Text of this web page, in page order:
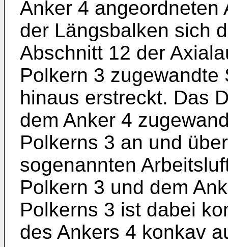
Anker 4 angeordneten
der Längsbalken sich
Abschnitt 12 der
Polkern 3
hinaus erstreckt. Das
dem Anker 4
Polkerns 3 an und
sogenannten
Polkern 3 und dem
Polkerns 3 ist dabei
des Ankers 4 konkav